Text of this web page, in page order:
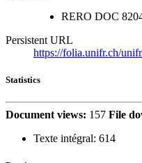
RERO DOC
Persistent URL
https://folia.unifr.ch/
Statistics
Document views: 157 File
Texte intégral: 614